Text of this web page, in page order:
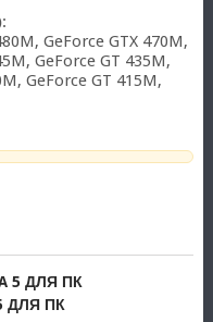
:
GeForce GTX 470M,
GeForce GT 435M,
GeForce GT 415M,
ДЛЯ ПК